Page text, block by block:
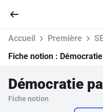
Accueil
Accueil Première
Fiche notion :
Démocratie
Fiche notion